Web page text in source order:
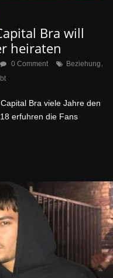
Bra will
heiraten
0 Comment Beziehung,
Bra viele Jahre den
erfuhren die Fans